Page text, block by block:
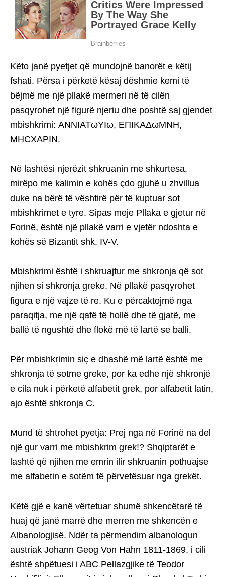
Këto janë pyetjet që mundojnë banorët e këtij
fshati. Përsa i përketë kësaj dëshmie kemi të
bëjmë me një pllakë mermeri në të cilën
pasqyrohet një figurë njeriu dhe poshtë saj gjendet
mbishkrimi: ΑΝΝΙΑΤωΥΙω, ΕΠΙΚΑΔωΜΝΗ,
ΜΗCΧAΡΙΝ.
Në lashtësi njerëzit shkruanin me shkurtesa,
mirëpo me kalimin e kohës çdo gjuhë u zhvillua
duke na bërë të vështirë për të kuptuar sot
mbishkrimet e tyre. Sipas meje Pllaka e gjetur në
Forinë, është një pllakë varri e vjetër ndoshta e
kohës së Bizantit shk. IV-V.
Mbishkrimi është i shkruajtur me shkronja që sot
njihen si shkronja greke. Në pllakë pasqyrohet
figura e një vajze të re. Ku e përcaktojmë nga
paraqitja, me një qafë të hollë dhe të gjatë, me
ballë të ngushtë dhe flokë më të lartë se balli.
Për mbishkrimin siç e dhashë më lartë është me
shkronja të sotme greke, por ka edhe një shkronjë
e cila nuk i përketë alfabetit grek, por alfabetit latin,
ajo është shkronja C.
Mund të shtrohet pyetja: Prej nga në Forinë na del
një gur varri me mbishkrim grek!? Shqiptarët e
lashtë që njihen me emrin ilir shkruanin pothuajse
me alfabetin e sotëm të përvetësuar nga grekët.
Këtë gjë e kanë vërtetuar shumë shkencëtarë të
huaj që janë marrë dhe merren me shkencën e
Albanologjisë. Ndër ta përmendim albanologun
austriak Johann Geog Von Hahn 1811-1869, i cili
është shpëtuesi i ABC Pellazgjike të Teodor